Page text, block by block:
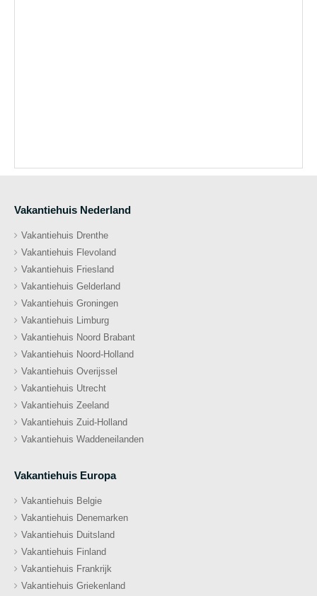
Vakantiehuis Nederland
Vakantiehuis Drenthe
Vakantiehuis Flevoland
Vakantiehuis Friesland
Vakantiehuis Gelderland
Vakantiehuis Groningen
Vakantiehuis Limburg
Vakantiehuis Noord Brabant
Vakantiehuis Noord-Holland
Vakantiehuis Overijssel
Vakantiehuis Utrecht
Vakantiehuis Zeeland
Vakantiehuis Zuid-Holland
Vakantiehuis Waddeneilanden
Vakantiehuis Europa
Vakantiehuis Belgie
Vakantiehuis Denemarken
Vakantiehuis Duitsland
Vakantiehuis Finland
Vakantiehuis Frankrijk
Vakantiehuis Griekenland